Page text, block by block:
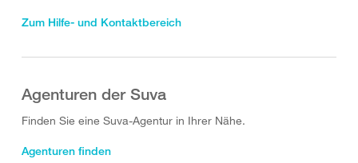
Zum Hilfe- und Kontaktbereich
Agenturen der Suva
Finden Sie eine Suva-Agentur in Ihrer Nähe.
Agenturen finden